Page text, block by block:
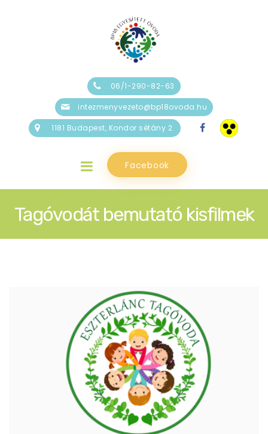
06/1-290-82-63
intezmenyvezeto@bp18ovoda.hu
1181 Budapest, Kondor sétány 2.
Facebook
Tagóvodát bemutató kisfilmek